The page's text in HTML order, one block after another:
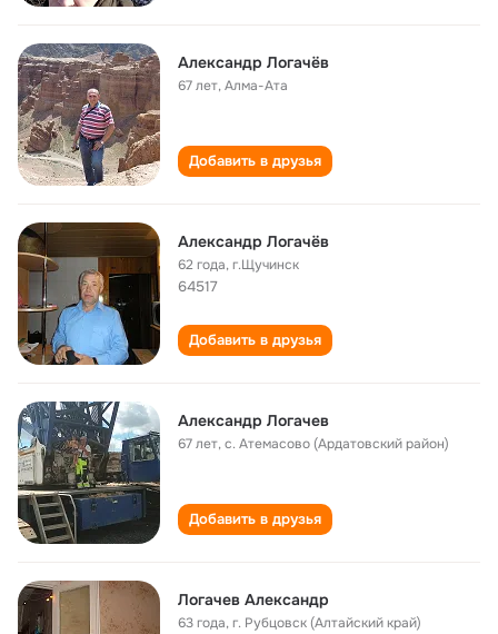
Александр Логачёв
67 лет,Алма-Ата
Добавить в друзья
Александр Логачёв
62 года,г.Щучинск
64517
Добавить в друзья
Александр Логачев
67 лет,с. Атемасово (Ардатовский район)
Добавить в друзья
Логачев Александр
63 года,г. Рубцовск (Алтайский край)